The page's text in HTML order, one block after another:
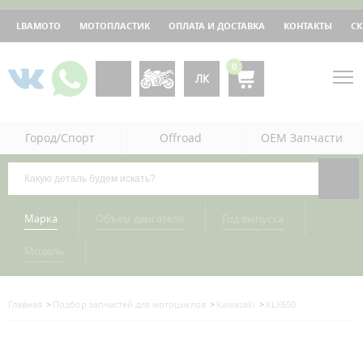
LBAMOTO МОТОПЛАСТИК ОПЛАТА И ДОСТАВКА КОНТАКТЫ
ЛК
0
Город/Спорт Offroad OEM Запчасти
Марка
Главная Подбор запчастей для мотоциклов Kawasaki KLX650